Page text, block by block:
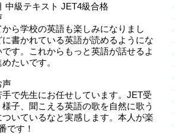
中級テキスト JET4級合格
ら学校の英語も楽しみになりまし
書かれている英語が読めるようにな
す。これからもっと英語が話せるよ
たいです。
声
で先生にお任せしています。JET受
子、聞こえる英語の歌を自然に歌う
いているなと実感します。本人が楽
です！